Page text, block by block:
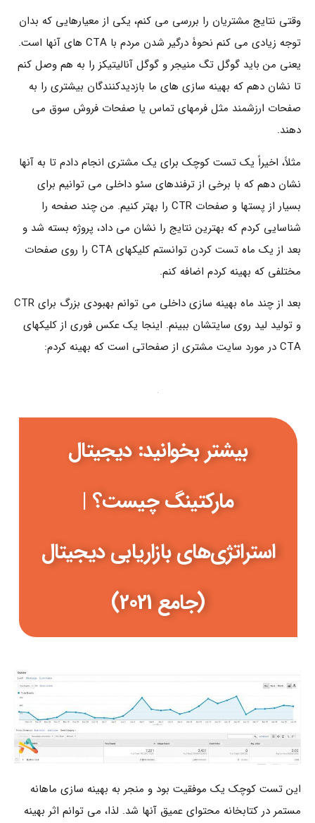
وقتی نتایج مشتریان را بررسی می کنم، یکی از معیارهایی که بدان
توجه زیادی می کنم نحوۀ درگیر شدن مردم با CTA های آنها است.
یعنی من باید گوگل تگ منیجر و گوگل آنالیتیکز را به هم وصل کنم
تا نشان دهم که بهینه سازی های ما بازدیدکنندگان بیشتری را به
صفحات ارزشمند مثل فرمهای تماس یا صفحات فروش سوق می
دهند.
مثلاً، اخیراً یک تست کوچک برای یک مشتری انجام دادم تا به آنها
نشان دهم که با برخی از ترفندهای سئو داخلی می توانیم برای
بسیار از پستها و صفحات CTR را بهتر کنیم. من چند صفحه را
شناسایی کردم که بهترین نتایج را نشان می داد، پروژه بسته شد و
بعد از یک ماه تست کردن توانستم کلیکهای CTA را روی صفحات
مختلفی که بهینه کردم اضافه کنم.
بعد از چند ماه بهینه سازی داخلی می توانم بهبودی بزرگ برای CTR
و تولید لید روی سایتشان ببینم. اینجا یک عکس فوری از کلیکهای
CTA در مورد سایت مشتری از صفحاتی است که بهینه کردم:
بیشتر بخوانید: دیجیتال
مارکتینگ چیست؟ |
استراتژی‌های بازاریابی دیجیتال
(جامع 2021)
این تست کوچک یک موفقیت بود و منجر به بهینه سازی ماهانه
مستمر در کتابخانه محتوای عمیق آنها شد. لذا، می توانم اثر بهینه